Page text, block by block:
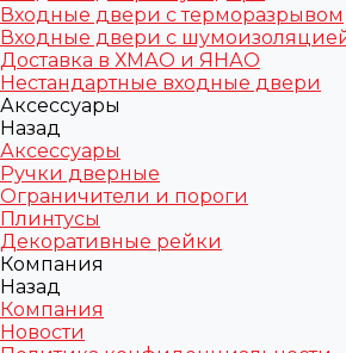
Входные двери с терморазрывом
Входные двери с
Доставка в ХМАО и ЯНАО
Нестандартные входные двери
Аксессуары
Назад
Аксессуары
Ручки дверные
Ограничители и пороги
Плинтусы
Декоративные рейки
Компания
Назад
Компания
Новости